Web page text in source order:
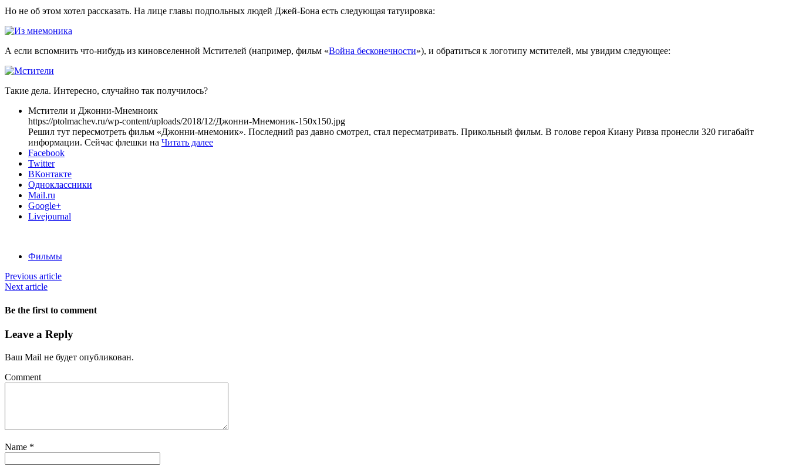
Но не об этом хотел рассказать. На лице главы подпольных людей Джей-Бона есть следующая татуировка:
А если вспомнить что-нибудь из киновселенной Мстителей (например, фильм «Война бесконечности»), и обратиться к логотипу мстителей, мы увидим следующее:
Такие дела. Интересно, случайно так получилось?
Мстители и Джонни-Мнемноик
https://ptolmachev.ru/wp-content/uploads/2018/12/Джонни-Мнемоник-150x150.jpg
Решил тут пересмотреть фильм «Джонни-мнемоник». Последний раз давно смотрел, стал пересматривать. Прикольный фильм. В голове героя Киану Ривза пронесли 320 гигабайт
информации. Сейчас флешки на Читать далее
Facebook
Twitter
ВКонтакте
Одноклассники
Mail.ru
Google+
Livejournal
Фильмы
Previous article
Next article
Be the first to comment
Leave a Reply
Ваш Mail не будет опубликован.
Comment
Name *